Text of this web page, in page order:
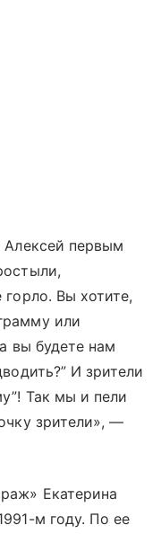
первым
горло. Вы хотите,
или
вы будете нам
И зрители
Так мы и пели
зрители», —
Екатерина
м году. По ее